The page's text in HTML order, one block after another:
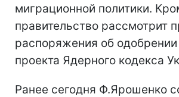
миграционной политики.
правительство рассмотрит
распоряжения об
проекта Ядерного кодекса
Ранее сегодня Ф.Ярошенко